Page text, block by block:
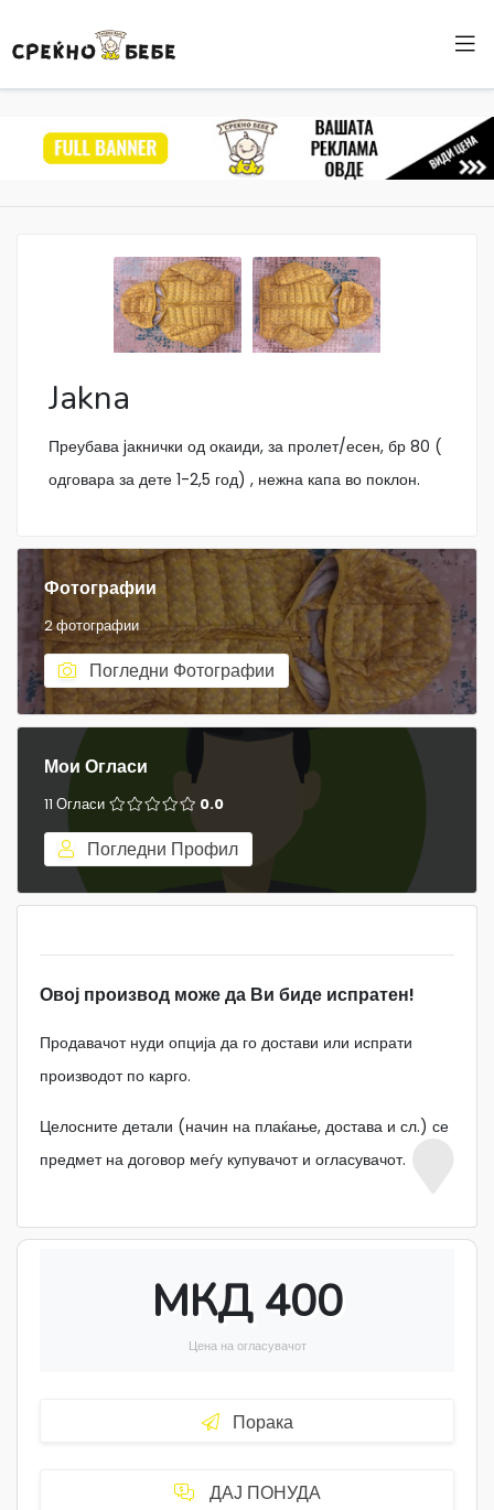
Jakna
Преубава jакнички од окаиди, за пролет/есен, бр 80 (
одговара за дете 1-2,5 год) , нежна капа во поклон.
Фотографии
2 фотографии
Погледни Фотографии
Мои Огласи
11 Огласи 0.0
Погледни Профил
Овој производ може да Ви биде испратен!
Продавачот нуди опција да го достави или испрати
производот по карго.
Целосните детали (начин на плаќање, достава и сл.) се
предмет на договор меѓу купувачот и огласувачот.
МКД 400
Цена на огласувачот
Порака
ДАЈ ПОНУДА